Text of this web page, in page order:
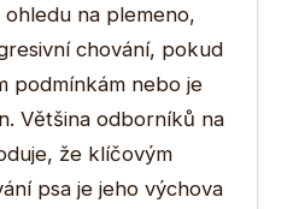
na plemeno,
chování, pokud
podmínkám nebo je
Většina odborníků na
že klíčovým
psa je jeho výchova